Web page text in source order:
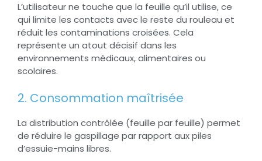
L’utilisateur ne touche que la feuille qu’il utilise, ce
qui limite les contacts avec le reste du rouleau et
réduit les contaminations croisées. Cela
représente un atout décisif dans les
environnements médicaux, alimentaires ou
scolaires.
2. Consommation maîtrisée
La distribution contrôlée (feuille par feuille) permet
de réduire le gaspillage par rapport aux piles
d’essuie-mains libres.